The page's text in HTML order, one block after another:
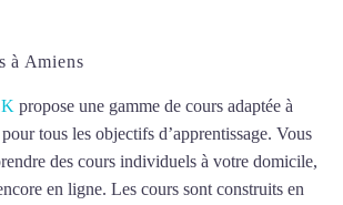
à Amiens
propose une gamme de cours adaptée à
tous les objectifs d’apprentissage. Vous
des cours individuels à votre domicile,
en ligne. Les cours sont construits en